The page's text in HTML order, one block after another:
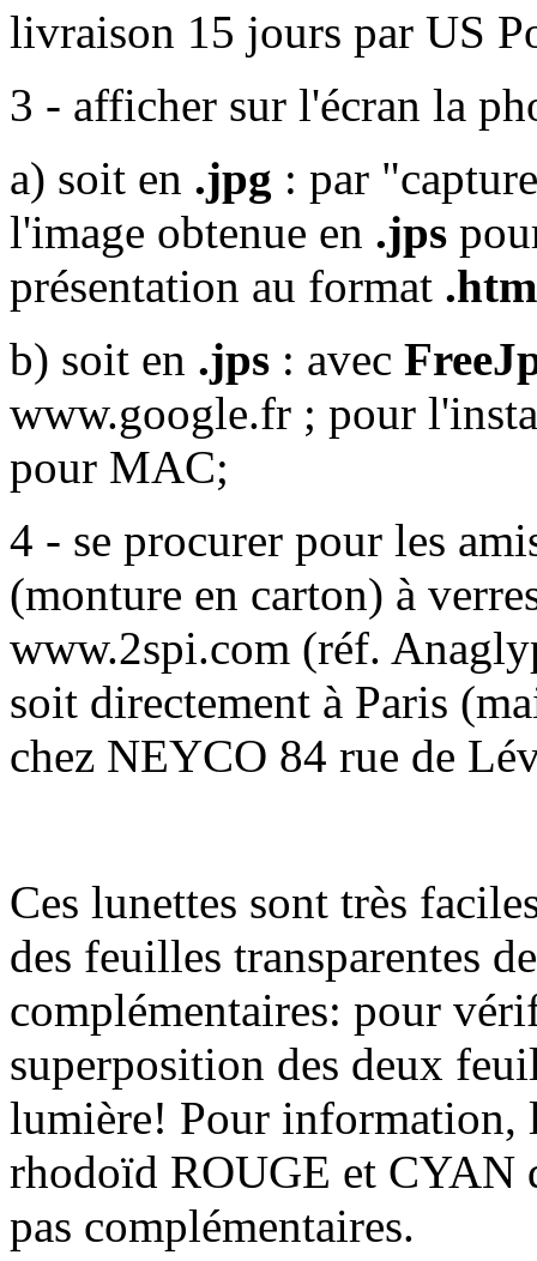
livraison 15 jours par US
3 - afficher sur l'écran la
a) soit en .jpg : par
l'image obtenue en .jps
présentation au format .htm
b) soit en .jps : avec
www.google.fr ; pour
pour MAC;
4 - se procurer pour les
(monture en carton) à
www.2spi.com (réf.
soit directement à Paris
chez NEYCO 84 rue de
Ces lunettes sont très
des feuilles transparentes
complémentaires: pour
superposition des deux
lumière! Pour information,
rhodoïd ROUGE et CYAN
pas complémentaires.